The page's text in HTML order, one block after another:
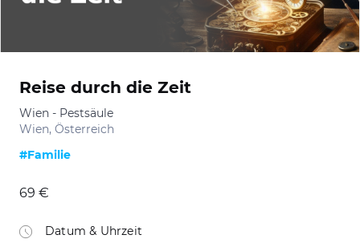
Reise durch die Zeit
Wien - Pestsäule
Wien, Österreich
#Familie
69 €
Datum & Uhrzeit